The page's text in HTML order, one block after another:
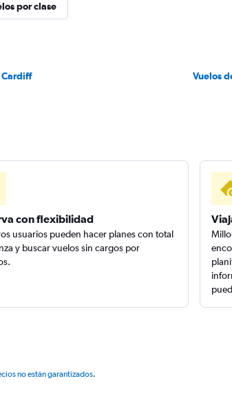
por clase
Cardiff
Vuelos
con flexibilidad
usuarios pueden hacer planes con total
y buscar vuelos sin cargos por
no están garantizados.